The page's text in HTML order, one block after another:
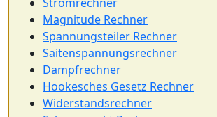
Stromrechner
Magnitude Rechner
Spannungsteiler Rechner
Saitenspannungsrechner
Dampfrechner
Hookesches Gesetz Rechner
Widerstandsrechner